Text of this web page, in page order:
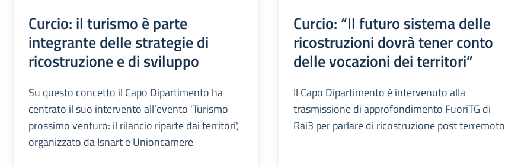
Curcio: il turismo è parte
integrante delle strategie di
ricostruzione e di sviluppo
Su questo concetto il Capo Dipartimento ha
centrato il suo intervento all’evento 'Turismo
prossimo venturo: il rilancio riparte dai territori',
organizzato da Isnart e Unioncamere
Curcio: “Il futuro sistema delle
ricostruzioni dovrà tener conto
delle vocazioni dei territori”
Il Capo Dipartimento è intervenuto alla
trasmissione di approfondimento FuoriTG di
Rai3 per parlare di ricostruzione post terremoto